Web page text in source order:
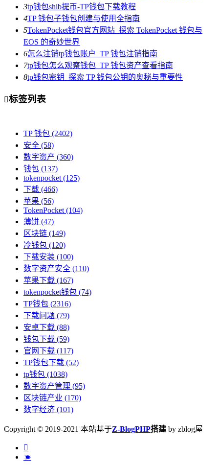
3tp钱包shib提币-TP钱包下载教程
4TP 钱包子钱包创建与使用全指南
5TokenPocket钱包官方网站_探索 TokenPocket 钱包与
EOS 的奇妙世界
6怎么注销tp钱包账户_TP 钱包注销指南
7tp钱包怎么观察钱包_TP 钱包资产查看指南
8tp钱包密钥_探索 TP 钱包公钥的奥秘与重要性
标签列表
TP 钱包 (2402)
安全 (58)
数字资产 (360)
钱包 (137)
tokenpocket (125)
下载 (466)
苹果 (56)
TokenPocket (104)
薄饼 (47)
区块链 (149)
冷钱包 (120)
下载安装 (100)
数字资产安全 (110)
苹果下载 (167)
tokenpocket钱包 (74)
TP钱包 (2316)
下载问题 (79)
安卓下载 (88)
钱包下载 (59)
官网下载 (117)
TP钱包下载 (52)
tp钱包 (1038)
数字资产管理 (95)
区块链产业 (170)
数字经济 (101)
Copyright © 2019-2021 本站基于Z-BlogPHP搭建 by zblog屋

